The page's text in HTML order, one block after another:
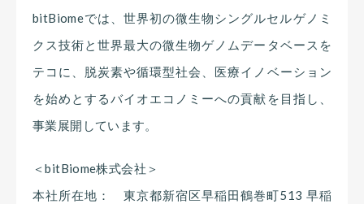
bitBiomeでは、世界初の微生物シングルセルゲノミ
クス技術と世界最大の微生物ゲノムデータベースを
テコに、脱炭素や循環型社会、医療イノベーション
を始めとするバイオエコノミーへの貢献を目指し、
事業展開しています。
＜bitBiome株式会社＞
本社所在地： 東京都新宿区早稲田鶴巻町513 早稲